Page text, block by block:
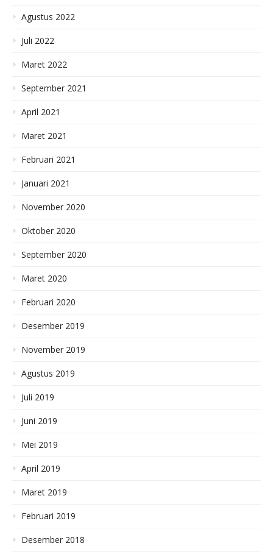
Agustus 2022
Juli 2022
Maret 2022
September 2021
April 2021
Maret 2021
Februari 2021
Januari 2021
November 2020
Oktober 2020
September 2020
Maret 2020
Februari 2020
Desember 2019
November 2019
Agustus 2019
Juli 2019
Juni 2019
Mei 2019
April 2019
Maret 2019
Februari 2019
Desember 2018